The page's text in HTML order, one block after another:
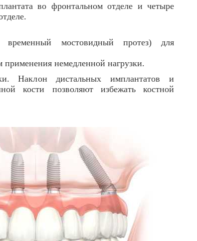
во фронтальном отделе и четыре
временный мостовидный протез) для
немедленной нагрузки.
Наклон дистальных имплантатов и
кости позволяют избежать костной